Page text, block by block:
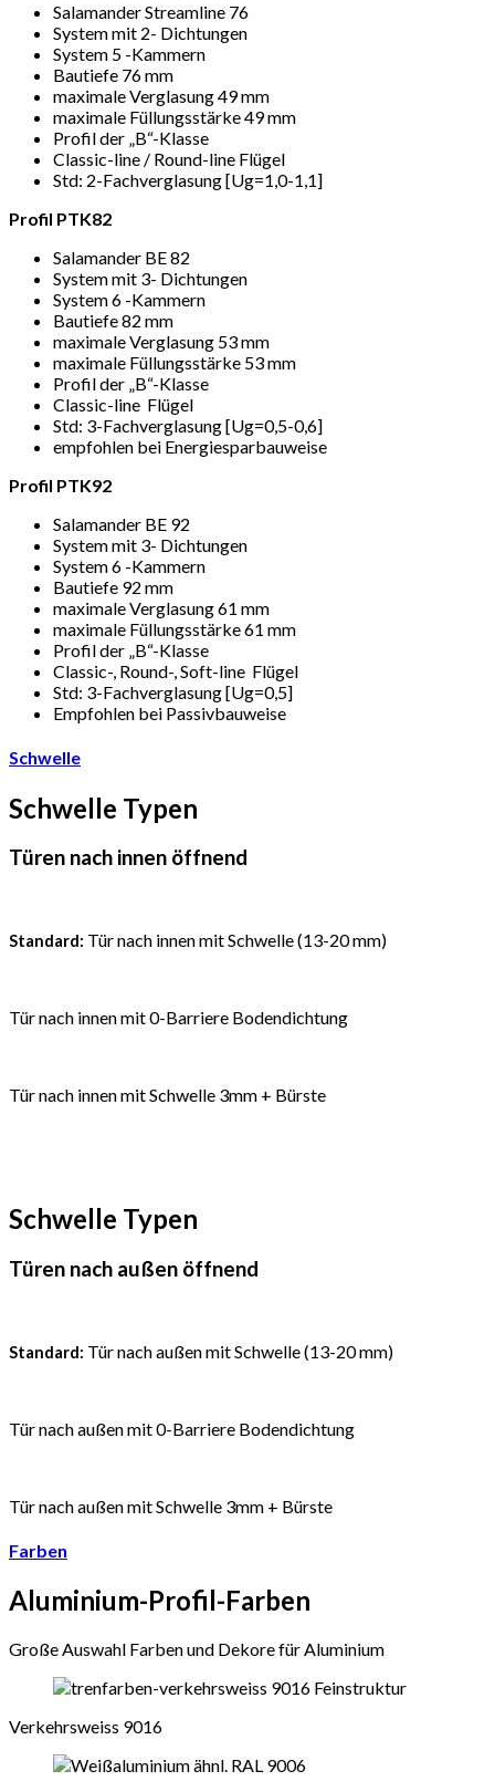
Salamander Streamline 76
System mit 2- Dichtungen
System 5 -Kammern
Bautiefe 76 mm
maximale Verglasung 49 mm
maximale Füllungsstärke 49 mm
Profil der „B“-Klasse
Classic-line / Round-line Flügel
Std: 2-Fachverglasung [Ug=1,0-1,1]
Profil PTK82
Salamander BE 82
System mit 3- Dichtungen
System 6 -Kammern
Bautiefe 82 mm
maximale Verglasung 53 mm
maximale Füllungsstärke 53 mm
Profil der „B“-Klasse
Classic-line Flügel
Std: 3-Fachverglasung [Ug=0,5-0,6]
empfohlen bei Energiesparbauweise
Profil PTK92
Salamander BE 92
System mit 3- Dichtungen
System 6 -Kammern
Bautiefe 92 mm
maximale Verglasung 61 mm
maximale Füllungsstärke 61 mm
Profil der „B“-Klasse
Classic-, Round-, Soft-line Flügel
Std: 3-Fachverglasung [Ug=0,5]
Empfohlen bei Passivbauweise
Schwelle
Schwelle Typen
Türen nach innen öffnend
Standard: Tür nach innen mit Schwelle (13-20 mm)
Tür nach innen mit 0-Barriere Bodendichtung
Tür nach innen mit Schwelle 3mm + Bürste
Schwelle Typen
Türen nach außen öffnend
Standard: Tür nach außen mit Schwelle (13-20 mm)
Tür nach außen mit 0-Barriere Bodendichtung
Tür nach außen mit Schwelle 3mm + Bürste
Farben
Aluminium-Profil-Farben
Große Auswahl Farben und Dekore für Aluminium
Verkehrsweiss 9016